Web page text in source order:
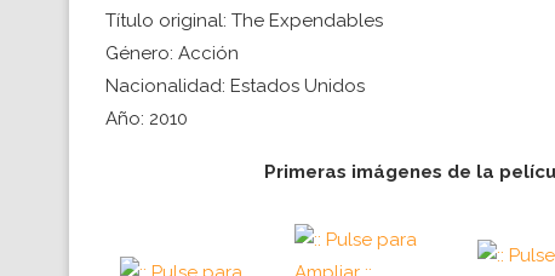
Título original: The Expendables
Género: Acción
Nacionalidad: Estados Unidos
Año: 2010
Primeras imágenes de la